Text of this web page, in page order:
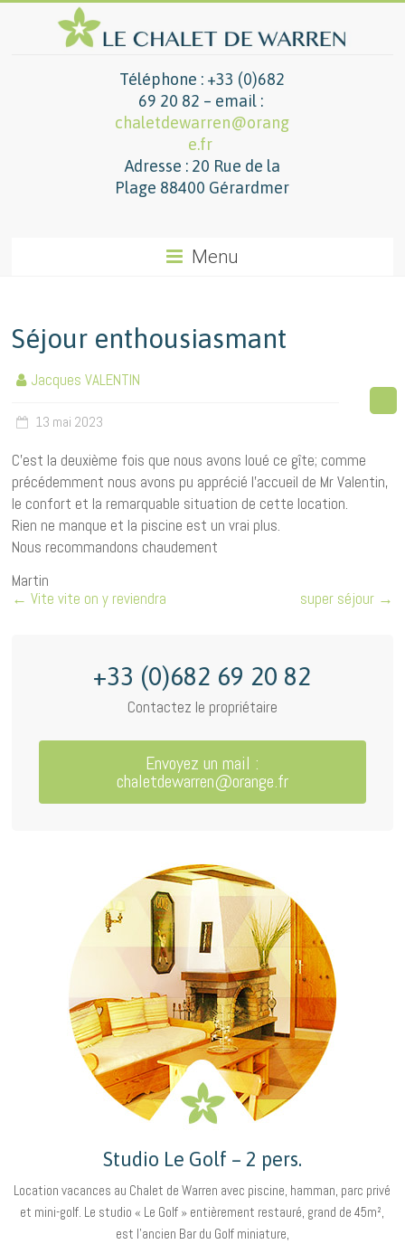
Téléphone : +33 (0)682
69 20 82 – email :
chaletdewarren@orang
e.fr
Adresse : 20 Rue de la
Plage 88400 Gérardmer
Menu
Séjour enthousiasmant
Jacques VALENTIN
13 mai 2023
C’est la deuxième fois que nous avons loué ce gîte; comme
précédemment nous avons pu apprécié l’accueil de Mr Valentin,
le confort et la remarquable situation de cette location.
Rien ne manque et la piscine est un vrai plus.
Nous recommandons chaudement
Martin
← Vite vite on y reviendra super séjour →
+33 (0)682 69 20 82
Contactez le propriétaire
Envoyez un mail :
chaletdewarren@orange.fr
Studio Le Golf – 2 pers.
Location vacances au Chalet de Warren avec piscine, hamman, parc privé
et mini-golf. Le studio « Le Golf » entièrement restauré, grand de 45m²,
est l’ancien Bar du Golf miniature,